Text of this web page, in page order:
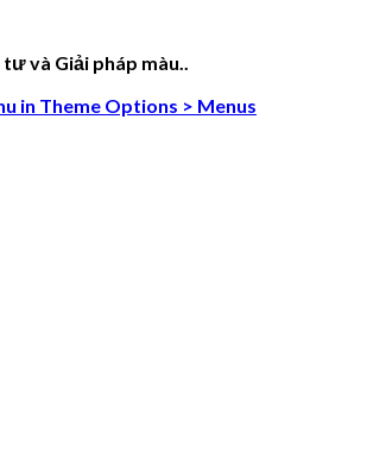
và Giải pháp màu..
in Theme Options > Menus